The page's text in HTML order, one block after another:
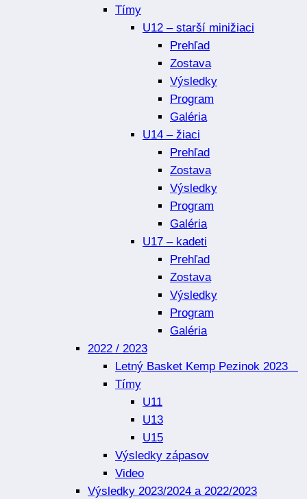
Tímy
U12 – starší minižiaci
Prehľad
Zostava
Výsledky
Program
Galéria
U14 – žiaci
Prehľad
Zostava
Výsledky
Program
Galéria
U17 – kadeti
Prehľad
Zostava
Výsledky
Program
Galéria
2022 / 2023
Letný Basket Kemp Pezinok 2023
Tímy
U11
U13
U15
Výsledky zápasov
Video
Výsledky 2023/2024 a 2022/2023